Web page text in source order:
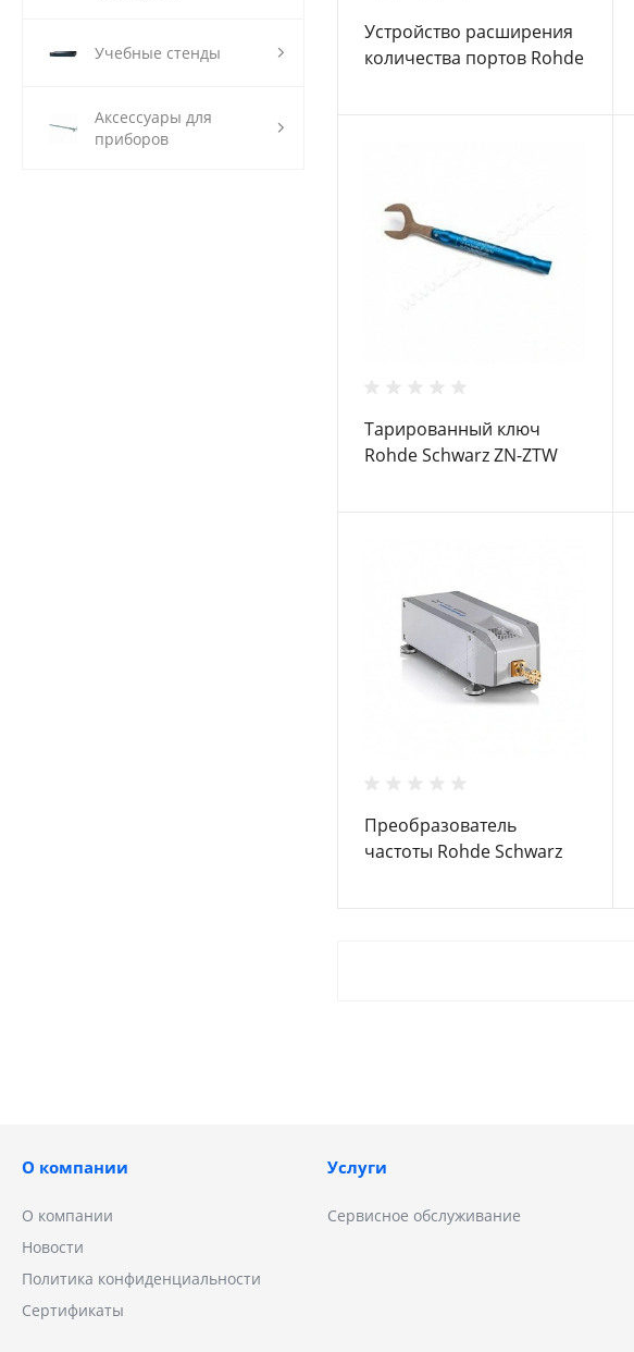
Учебные стенды
Аксессуары для
приборов
Устройство расширения
количества портов Rohde
Тарированный ключ
Rohde Schwarz ZN-ZTW
Преобразователь
частоты Rohde Schwarz
О компании
О компании
Новости
Политика конфиденциальности
Сертификаты
Услуги
Сервисное обслуживание